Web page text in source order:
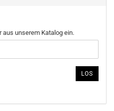
aus unserem Katalog ein.
LOS